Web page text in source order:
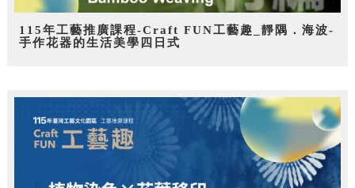
115年工藝推廣課程-Craft FUN工藝趣_靜隅．海波-
手作花器的生活美學四日式